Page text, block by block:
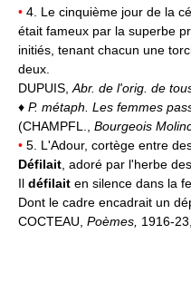
• 4. Le cinquième jour de la
était fameux par la superbe
initiés, tenant chacun une
deux.
DUPUIS, Abr. de l'orig. de
♦ P. métaph. Les femmes
(CHAMPFL., Bourgeois
• 5. L'Adour, cortège entre
Défilait , adoré par l'herbe
Il défilait en silence dans la
Dont le cadre encadrait un
COCTEAU, Poèmes, 1916-